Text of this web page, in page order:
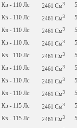
Кв - 110 Лс 2461 См3
5
Кв - 110 Лс 2461 См3
5
Кв - 110 Лс 2461 См3
5
Кв - 110 Лс 2461 См3
5
Кв - 110 Лс 2461 См3
5
Кв - 110 Лс 2461 См3
5
Кв - 110 Лс 2461 См3
5
Кв - 110 Лс 2461 См3
5
Кв - 115 Лс 2461 См3
5
Кв - 115 Лс 2461 См3
5